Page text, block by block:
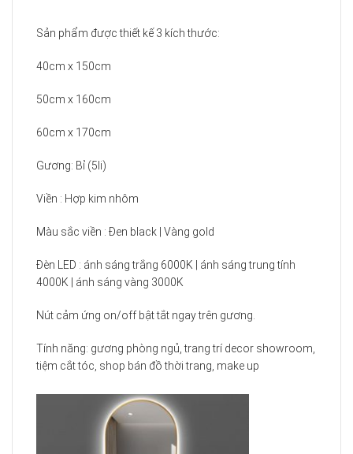
Sản phẩm được thiết kế 3 kích thước:
40cm x 150cm
50cm x 160cm
60cm x 170cm
Gương: Bỉ (5li)
Viền : Hợp kim nhôm
Màu sắc viền : Đen black | Vàng gold
Đèn LED : ánh sáng trắng 6000K | ánh sáng trung tính
4000K | ánh sáng vàng 3000K
Nút cảm ứng on/off bật tắt ngay trên gương.
Tính năng: gương phòng ngủ, trang trí decor showroom,
tiệm cắt tóc, shop bán đồ thời trang, make up